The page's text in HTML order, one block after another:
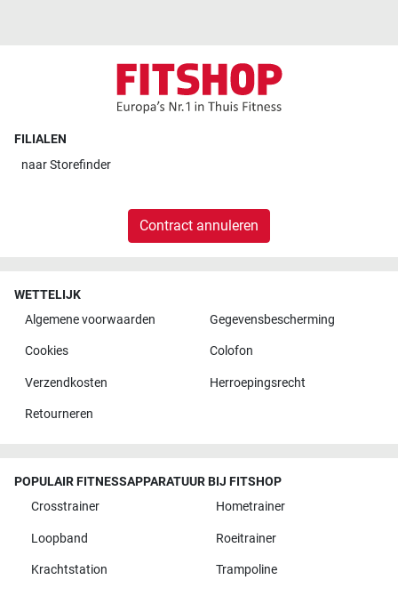
FILIALEN
naarStorefinder
Contract annuleren
WETTELIJK
Algemene voorwaarden
Gegevensbescherming
Cookies Colofon
Verzendkosten Herroepingsrecht
Retourneren
POPULAIR FITNESSAPPARATUUR BIJ FITSHOP
Crosstrainer
Hometrainer
Loopband Roeitrainer
Krachtstation Trampoline